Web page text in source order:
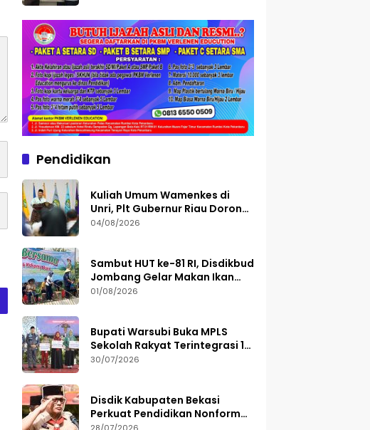
Pendidikan
Kuliah Umum Wamenkes di
Unri, Plt Gubernur Riau Dorong
Riset Jadi Dasar Kebijakan
04/08/2026
Sambut HUT ke-81 RI, Disdikbud
Jombang Gelar Makan Ikan
dan Mancing Bersama
01/08/2026
Bupati Warsubi Buka MPLS
Sekolah Rakyat Terintegrasi 1
Jombang, Ajak Siswa Raih
30/07/2026
Disdik Kabupaten Bekasi
Perkuat Pendidikan Nonformal
Lewat GEMA TUNAS 2026